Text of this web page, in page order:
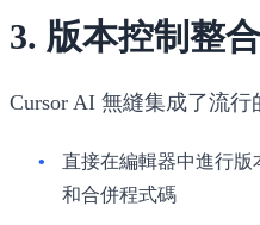
3. 版本控制整合
Cursor AI 無縫集成了流行
直接在編輯器中進行版
和合併程式碼